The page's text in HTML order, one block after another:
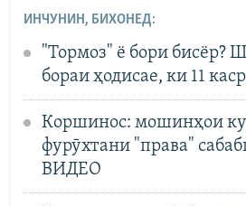
ИНЧУНИН, БИХОНЕД:
"Тормоз" ё бори бисёр?
бораи ҳодисае, ки 11
Коршинос: мошинҳои
фурӯхтани "права"
ВИДЕО